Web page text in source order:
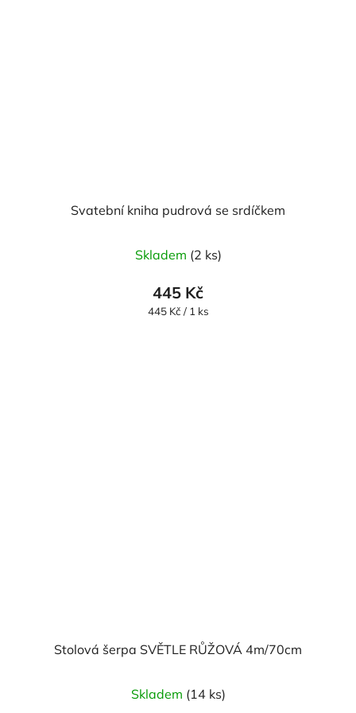
Svatební kniha pudrová se srdíčkem
Skladem (2 ks)
445 Kč
Měrná
445 Kč / 1 ks
Stolová šerpa SVĚTLE RŮŽOVÁ 4m/70cm
Skladem (14 ks)